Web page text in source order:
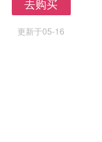
去购买
更新于05-16